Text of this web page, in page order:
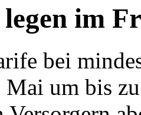
legen im
bei
um bis